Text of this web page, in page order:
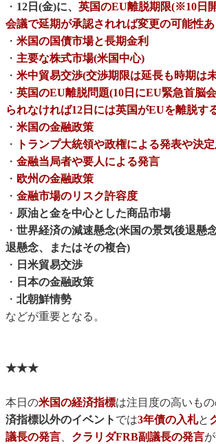
・ 12日(金)に、 英国のEU離脱期限(※10日
会議で延期が承認されれば変更の可能性
・ 米国の国債市場と長期金利
・ 主要な株式市場(米国中心)
・ 米中貿易交渉(交渉期限は延長も時期は
・ 英国のEU離脱問題(10日にEU緊急首脳
られなければ12日には英国がEUを離脱す
・ 米国の金融政策
・
トランプ大統領や政権による発表や決
・ 金融当局者や要人による発言
・ 欧州の金融政策
・ 金融市場のリスク許容度
・ 原油と金を中心とした商品市場
・ 世界経済の減速懸念(米国の景気後退懸
退懸念、またはその複合)
・ 日米貿易交渉
・ 日本の金融政策
・ 北朝鮮情勢
などが重要となる。
★★★
本日の米国の経済指標は注目度の高いもの
済指標以外のイベント では3年債の入札と
議長の発言、 クラリダFRB副議長の発言